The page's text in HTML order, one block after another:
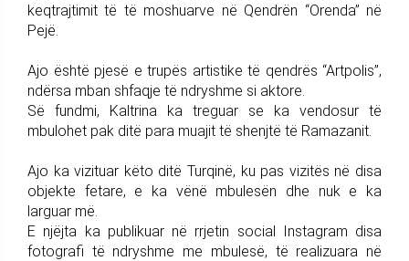
keqtrajtimit të të moshuarve në Qendrën “Orenda” në
Pejë.
Ajo është pjesë e trupës artistike të qendrës “Artpolis”,
ndërsa mban shfaqje të ndryshme si aktore.
Së fundmi, Kaltrina ka treguar se ka vendosur të
mbulohet pak ditë para muajit të shenjtë të Ramazanit.
Ajo ka vizituar këto ditë Turqinë, ku pas vizitës në disa
objekte fetare, e ka vënë mbulesën dhe nuk e ka
larguar më.
E njëjta ka publikuar në rrjetin social Instagram disa
fotografi të ndryshme me mbulesë, të realizuara në